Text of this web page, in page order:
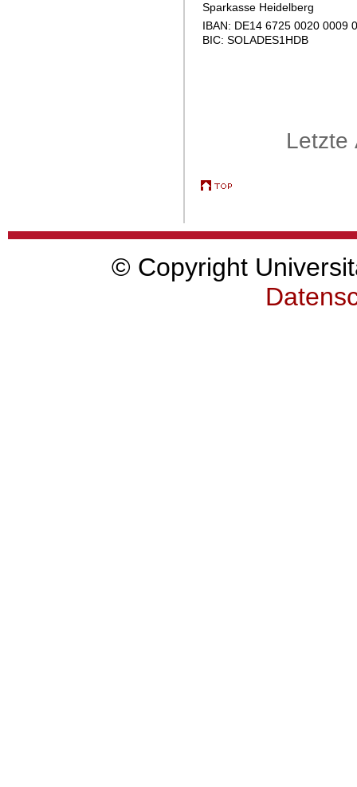
Sparkasse Heidelberg
IBAN: DE14 6725 0020 0009
BIC: SOLADES1HDB
Letzte
© Copyright